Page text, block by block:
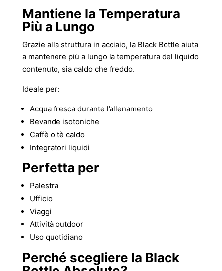
Mantiene la Temperatura
Più a Lungo
Grazie alla struttura in acciaio, la Black Bottle aiuta
a mantenere più a lungo la temperatura del liquido
contenuto, sia caldo che freddo.
Ideale per:
Acqua fresca durante l’allenamento
Bevande isotoniche
Caffè o tè caldo
Integratori liquidi
Perfetta per
Palestra
Ufficio
Viaggi
Attività outdoor
Uso quotidiano
Perché scegliere la Black